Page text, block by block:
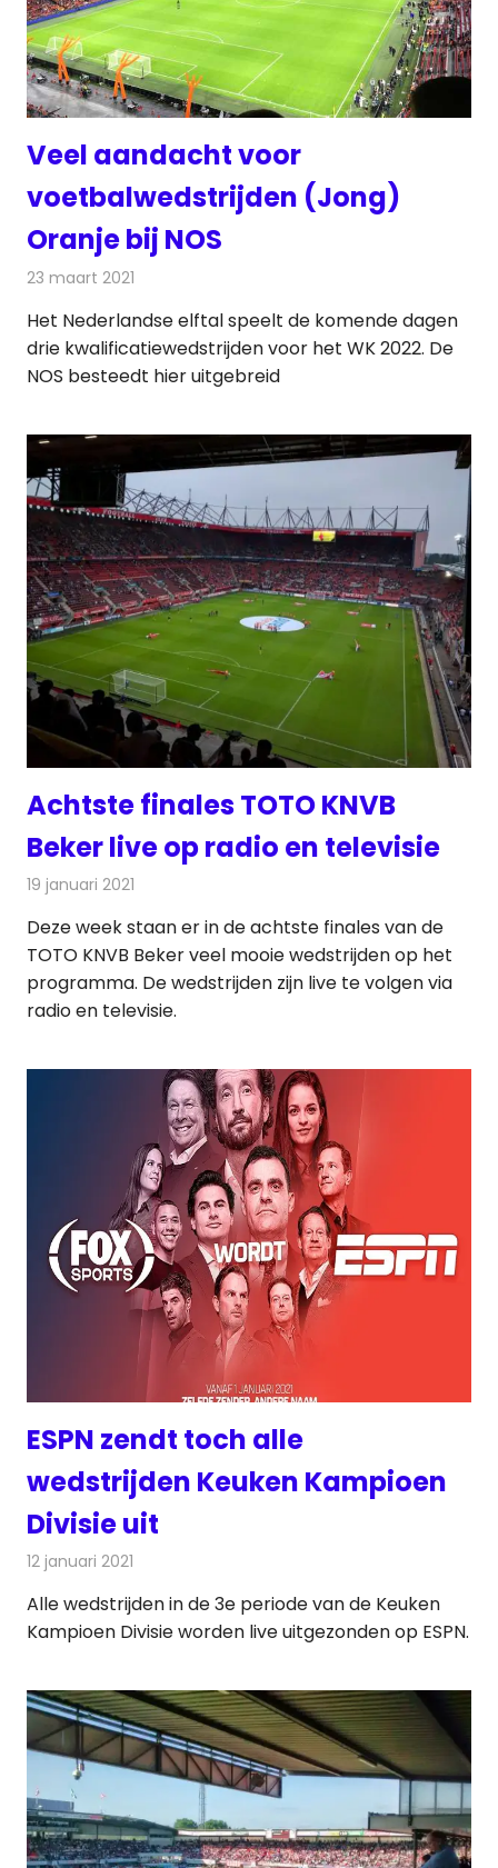
Veel aandacht voor
voetbalwedstrijden (Jong)
Oranje bij NOS
23 maart 2021
Het Nederlandse elftal speelt de komende dagen
drie kwalificatiewedstrijden voor het WK 2022. De
NOS besteedt hier uitgebreid
Achtste finales TOTO KNVB
Beker live op radio en televisie
19 januari 2021
Deze week staan er in de achtste finales van de
TOTO KNVB Beker veel mooie wedstrijden op het
programma. De wedstrijden zijn live te volgen via
radio en televisie.
ESPN zendt toch alle
wedstrijden Keuken Kampioen
Divisie uit
12 januari 2021
Alle wedstrijden in de 3e periode van de Keuken
Kampioen Divisie worden live uitgezonden op ESPN.